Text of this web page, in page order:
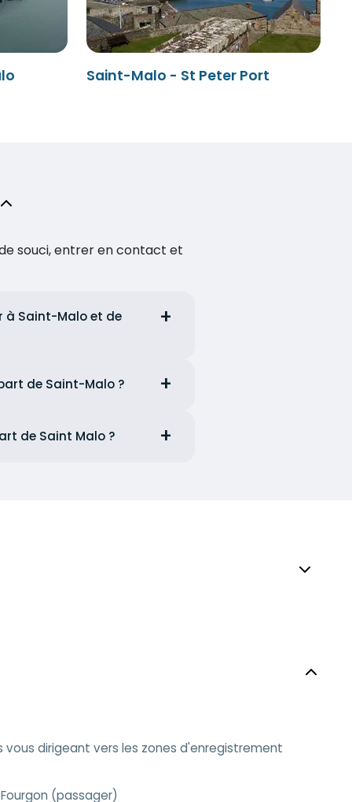
Saint-Malo - St Peter Port
souci, entrer en contact et
à Saint-Malo et de
de Saint-Malo ?
de Saint Malo ?
dirigeant vers les zones d'enregistrement
(passager)